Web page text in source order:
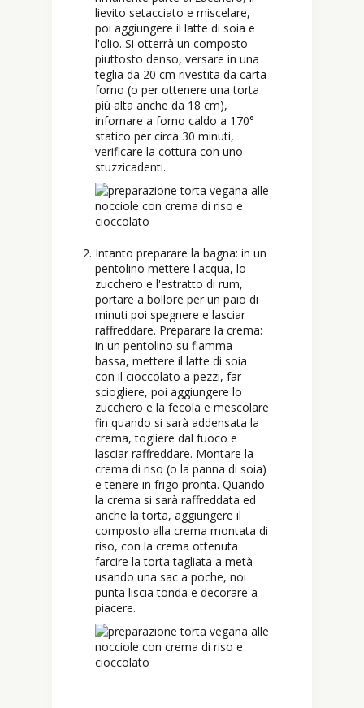
lievito setacciato e miscelare,
poi aggiungere il latte di soia e
l'olio. Si otterrà un composto
piuttosto denso, versare in una
teglia da 20 cm rivestita da carta
forno (o per ottenere una torta
più alta anche da 18 cm),
infornare a forno caldo a 170°
statico per circa 30 minuti,
verificare la cottura con uno
stuzzicadenti.
Intanto preparare la bagna: in un
pentolino mettere l'acqua, lo
zucchero e l'estratto di rum,
portare a bollore per un paio di
minuti poi spegnere e lasciar
raffreddare. Preparare la crema:
in un pentolino su fiamma
bassa, mettere il latte di soia
con il cioccolato a pezzi, far
sciogliere, poi aggiungere lo
zucchero e la fecola e mescolare
fin quando si sarà addensata la
crema, togliere dal fuoco e
lasciar raffreddare. Montare la
crema di riso (o la panna di soia)
e tenere in frigo pronta. Quando
la crema si sarà raffreddata ed
anche la torta, aggiungere il
composto alla crema montata di
riso, con la crema ottenuta
farcire la torta tagliata a metà
usando una sac a poche, noi
punta liscia tonda e decorare a
piacere.